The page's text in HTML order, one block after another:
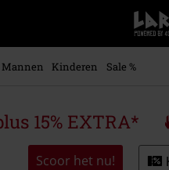
Mannen Kinderen Sale %
15% EXTRA*
Scoor het nu!